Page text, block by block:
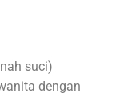
suci)
dengan